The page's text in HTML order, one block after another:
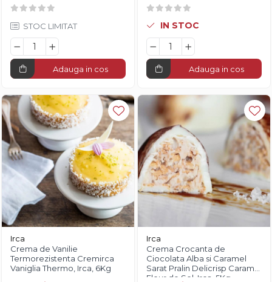
STOC LIMITAT
Adauga in cos
IN STOC
Adauga in cos
Irca
Crema de Vanilie
Termorezistenta Cremirca
Vaniglia Thermo, Irca, 6Kg
Irca
Crema Crocanta de
Ciocolata Alba si Caramel
Sarat Pralin Delicrisp Caramel
Fleur de Sel, Irca, 5Kg